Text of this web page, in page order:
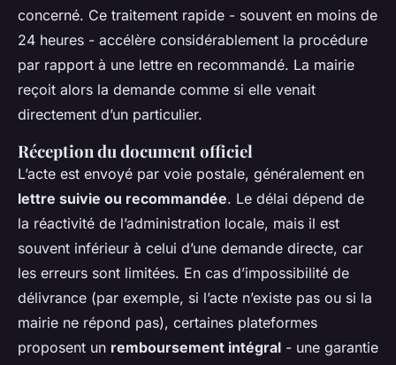
concerné. Ce traitement rapide - souvent en moins de
24 heures - accélère considérablement la procédure
par rapport à une lettre en recommandé. La mairie
reçoit alors la demande comme si elle venait
directement d’un particulier.
Réception du document officiel
L’acte est envoyé par voie postale, généralement en
lettre suivie ou recommandée. Le délai dépend de
la réactivité de l’administration locale, mais il est
souvent inférieur à celui d’une demande directe, car
les erreurs sont limitées. En cas d’impossibilité de
délivrance (par exemple, si l’acte n’existe pas ou si la
mairie ne répond pas), certaines plateformes
proposent un remboursement intégral - une garantie